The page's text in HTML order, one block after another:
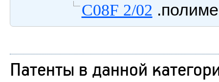
C08F 2/02
Патенты в данной